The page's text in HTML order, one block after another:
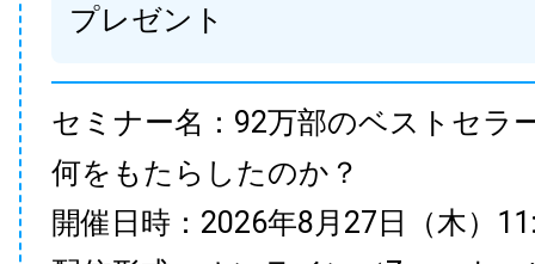
プレゼント
セミナー名：92万部のベストセラ
何をもたらしたのか？
開催日時：2026年8月27日（木）